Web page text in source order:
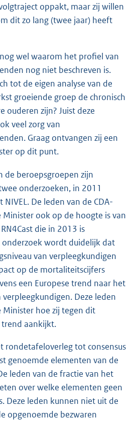
oppakt, maar zij willen
dit zo lang (twee jaar) heeft
wel waarom het profiel van
nog niet beschreven is.
tot de eigen analyse van de
groeiende groep de chronisch
ouderen zijn? Juist deze
veel zorg van
Graag ontvangen zij een
op dit punt.
de beroepsgroepen zijn
onderzoeken, in 2011
De leden van de CDA-
ook op de hoogte is van
die in 2013 is
onderzoek wordt duidelijk dat
van verpleegkundigen
op de mortaliteitscijfers
een Europese trend naar het
Deze leden
Minister hoe zij tegen dit
trend aankijkt.
rondetafeloverleg tot consensus
genoemde elementen van de
leden van de fractie van het
over welke elementen geen
Deze leden kunnen niet uit de
opgenoemde bezwaren